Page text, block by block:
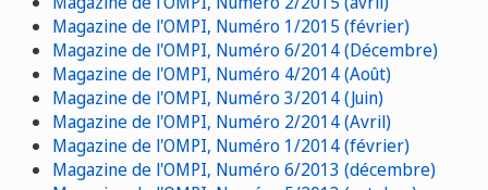
Magazine de l'OMPI, Numéro 1/2015 (février)
Magazine de l'OMPI, Numéro 6/2014 (Décembre)
Magazine de l'OMPI, Numéro 4/2014 (Août)
Magazine de l'OMPI, Numéro 3/2014 (Juin)
Magazine de l'OMPI, Numéro 2/2014 (Avril)
Magazine de l'OMPI, Numéro 1/2014 (février)
Magazine de l'OMPI, Numéro 6/2013 (décembre)